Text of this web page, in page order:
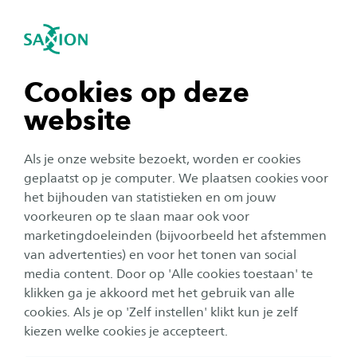
Cookies op deze
website
Als je onze website bezoekt, worden er cookies
geplaatst op je computer. We plaatsen cookies voor
het bijhouden van statistieken en om jouw
voorkeuren op te slaan maar ook voor
marketingdoeleinden (bijvoorbeeld het afstemmen
van advertenties) en voor het tonen van social
media content. Door op 'Alle cookies toestaan' te
klikken ga je akkoord met het gebruik van alle
cookies. Als je op 'Zelf instellen' klikt kun je zelf
kiezen welke cookies je accepteert.
Navigatie openen
tonen
tonen
tonen
tonen
sluiten
SDG 4: Kwaliteitsonderwijs
Het recht op onderwijs is een mensenrecht,
maar nog steeds zijn er ruim 120 miljoen
kinderen nog nooit naar school geweest. Het
vierde ontwikkelingsdoel van de Verenigde
Naties houdt in dat tegen het jaar 2030 alle
jongeren en een groot aantal volwassenen
kunnen lezen, schrijven en rekenen.